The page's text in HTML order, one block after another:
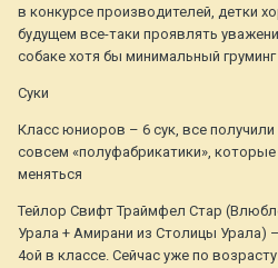
в конкурсе производителей, детки
будущем все-таки проявлять
собаке хотя бы минимальный
Суки
Класс юниоров – 6 сук, все
совсем «полуфабрикатики», которые
меняться
Тейлор Свифт Траймфел Стар
Урала + Амирани из Столицы Урала)
4ой в классе. Сейчас уже по